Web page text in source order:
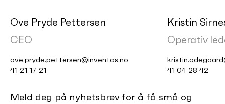
Ove Pryde Pettersen
CEO
ove.pryde.pettersen@inventas.no
41 21 17 21
Kristin
Operativ
41 04 28 42
Meld deg på nyhetsbrev for å få små og